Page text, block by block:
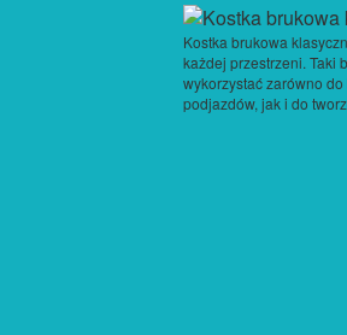
Kostka brukowa
każdej przestrzeni. Taki
wykorzystać zarówno
podjazdów, jak i do